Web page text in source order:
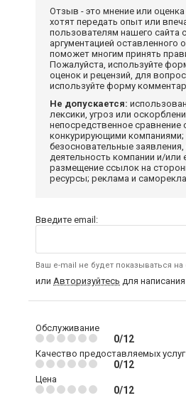
Отзыв - это мнение или
хотят передать опыт или
пользователям нашего сайта
аргументацией оставленного
поможет многим принять
Пожалуйста, используйте
оценок и рецензий, для
используйте форму
Не допускается:
лексики, угроз или
непосредственное сравнение
конкурирующими компаниями;
безосновательные
деятельность компании и/или
размещение ссылок на
ресурсы; реклама и
Введите email:
Ваш e-mail не будет показываться на
или Авторизуйтесь для
Обслуживание
0/12
Качество предоставляемых услуг
0/12
Цена
0/12